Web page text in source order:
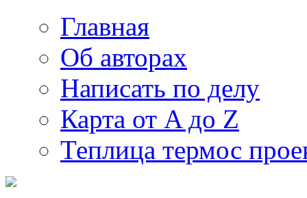
Главная
Об авторах
Написать по делу
Карта от A до Z
Теплица термос